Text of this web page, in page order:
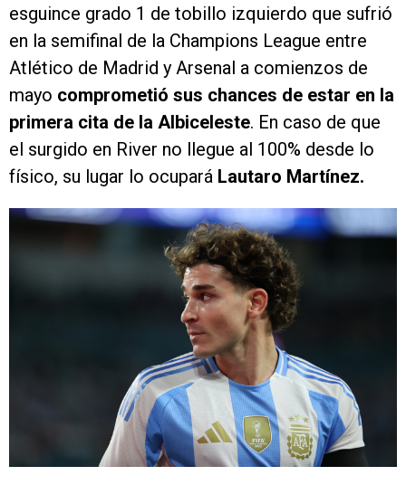
esguince grado 1 de tobillo izquierdo que sufrió
en la semifinal de la Champions League entre
Atlético de Madrid y Arsenal a comienzos de
mayo comprometió sus chances de estar en la
primera cita de la Albiceleste. En caso de que
el surgido en River no llegue al 100% desde lo
físico, su lugar lo ocupará Lautaro Martínez.